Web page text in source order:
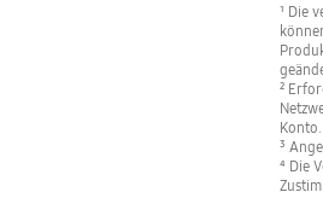
¹ Die
²
Konto.
³
⁴ Die